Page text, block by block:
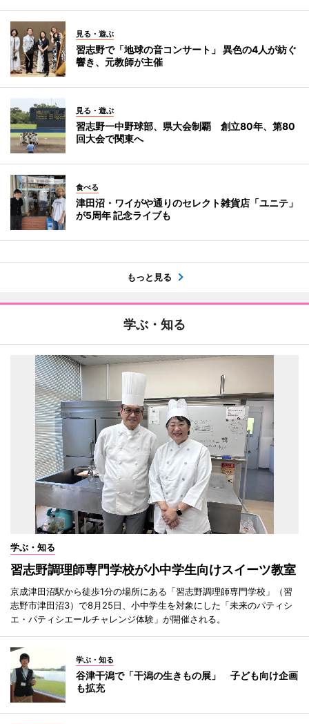
見る・遊ぶ
習志野で「地球の音コンサート」 異色の4人が紡ぐ
響き、元教師が主催
見る・遊ぶ
習志野一中野球部、県大会制覇 創立80年、第80
回大会で関東へ
食べる
津田沼・ワイがや通りのセレクト雑貨店「ユニテ」
が5周年 記念ライブも
もっと見る
学ぶ・知る
学ぶ・知る
習志野調理師専門学校が小中学生向けスイーツ教室
京成津田沼駅から徒歩1分の場所にある「習志野調理師専門学校」（習
志野市津田沼3）で8月25日、小中学生を対象にした「未来のパティシ
エ・パティシエールチャレンジ体験」が開催される。
学ぶ・知る
谷津干潟で「干潟の生きもの展」 子ども向け企画
も拡充